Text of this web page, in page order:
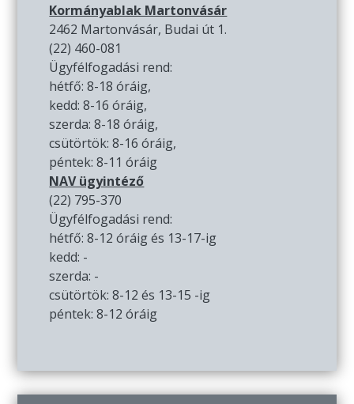
Kormányablak Martonvásár
2462 Martonvásár, Budai út 1.
(22) 460-081
Ügyfélfogadási rend:
hétfő: 8-18 óráig,
kedd: 8-16 óráig,
szerda: 8-18 óráig,
csütörtök: 8-16 óráig,
péntek: 8-11 óráig
NAV ügyintéző
(22) 795-370
Ügyfélfogadási rend:
hétfő: 8-12 óráig és 13-17-ig
kedd: -
szerda: -
csütörtök: 8-12 és 13-15 -ig
péntek: 8-12 óráig